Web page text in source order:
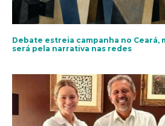
Debate estreia campanha no Ceará,
será pela narrativa nas redes